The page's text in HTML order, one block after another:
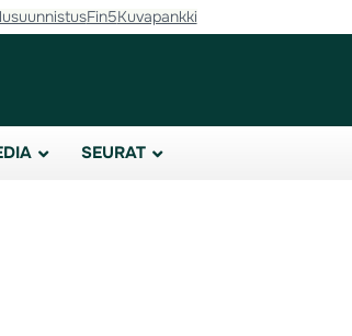
Fin5Kuvapankki
SEURAT